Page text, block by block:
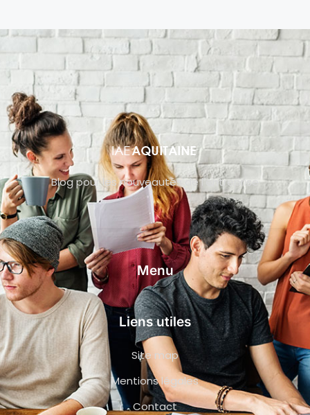
Blog pour les nouveautés de l’entreprise
Menu
Liens utiles
Site map
Mentions légales
Contact